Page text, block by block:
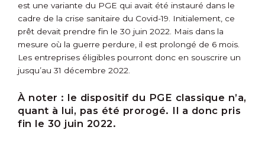
est une variante du PGE qui avait été instauré dans le
cadre de la crise sanitaire du Covid-19. Initialement, ce
prêt devait prendre fin le 30 juin 2022. Mais dans la
mesure où la guerre perdure, il est prolongé de 6 mois.
Les entreprises éligibles pourront donc en souscrire un
jusqu’au 31 décembre 2022.
À noter : le dispositif du PGE classique n’a,
quant à lui, pas été prorogé. Il a donc pris
fin le 30 juin 2022.